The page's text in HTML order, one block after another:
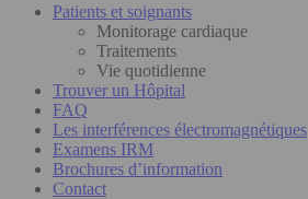
Patients et soignants
Monitorage cardiaque
Traitements
Vie quotidienne
Trouver un Hôpital
FAQ
Les interférences électromagnétiques
Examens IRM
Brochures d’information
Contact